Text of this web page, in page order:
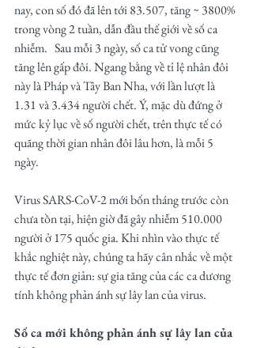
nay, con số đó đã lên tới 83.507, tăng ~ 3800%
trong vòng 2 tuần, dẫn đầu thế giới về số ca
nhiễm.   Sau mỗi 3 ngày, số ca tử vong cũng
tăng lên gấp đôi. Ngang bằng về tỉ lệ nhân đôi
này là Pháp và Tây Ban Nha, với lần lượt là
1.31 và 3.434 người chết. Ý, mặc dù đứng ở
mức kỷ lục về số người chết, trên thực tế có
quãng thời gian nhân đôi lâu hơn, là mỗi 5
ngày.
Virus SARS-CoV-2 mới bốn tháng trước còn
chưa tồn tại, hiện giờ đã gây nhiễm 510.000
người ở 175 quốc gia. Khi nhìn vào thực tế
khắc nghiệt này, chúng ta hãy cân nhắc về một
thực tế đơn giản: sự gia tăng của các ca dương
tính không phản ánh sự lây lan của virus.
Số ca mới không phản ánh sự lây lan của